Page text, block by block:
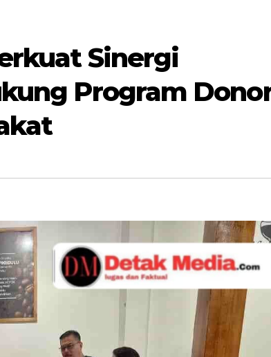
Sinergi
Program